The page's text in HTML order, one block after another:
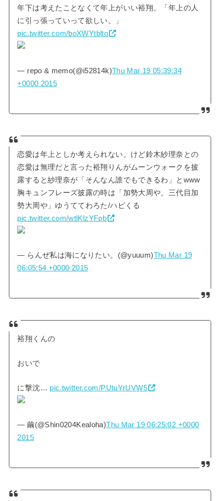
年下は考えたことなくて年上がいい裕翔。「年上の人
に引っ張っていって欲しい。」
pic.twitter.com/boXWYtblto
— repo & memo(@i52814k)Thu Mar 19 05:39:34
+0000 2015
恋愛は年上としか考えられない。けど鈴木紗理奈との
恋愛は無理だと言った裕翔りんがムーンウォークを披
露すると紗理奈が「そんなん誰でもできるわ」とwww
胸キュンフレーズ披露の時は「加勢大周や。三代目加
勢大周や」ゆうててわろた/ハピくる
pic.twitter.com/wtlKlzYFpb
— らんぜ私は海になりたい。(@yuuum)Thu Mar 19
06:05:54 +0000 2015
裕翔くんの
おいで
に撃沈… pic.twitter.com/PUtuYrUVW5
— 繭(@Shin0204Kealoha)Thu Mar 19 06:25:02 +0000
2015